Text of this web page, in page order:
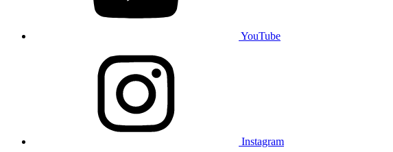
YouTube
Instagram